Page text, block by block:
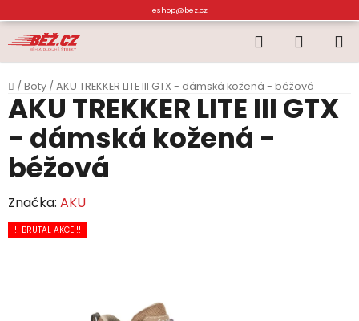
na
obsah
eshop@bez.cz
Hledat
KOŠÍK
Domů
/ Boty / AKU TREKKER LITE III GTX - dámská kožená - béžová
AKU TREKKER LITE III GTX
- dámská kožená -
béžová
Značka: AKU
!! BRUTAL AKCE !!